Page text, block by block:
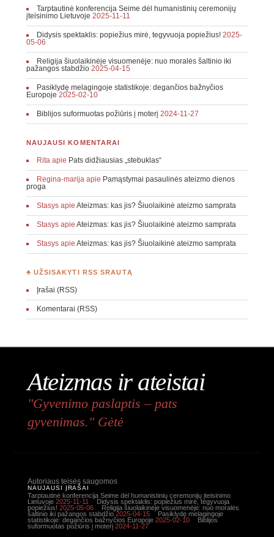
Tarptautinė konferencija Seime dėl humanistinių ceremonijų
įteisinimo Lietuvoje 2025-11-11
Didysis spektaklis: popiežius mirė, tegyvuoja popiežius! 2025-
05-06
Religija šiuolaikinėje visuomenėje: nuo moralės šaltinio iki
pažangos stabdžio 2025-04-15
Pasiklydę melagingoje statistikoje: degančios bažnyčios
Europoje 2025-02-10
Biblijos suformuotas požiūris į moterį 2024-11-27
NAUJAUSI KOMENTARAI
Ritaapie Pats didžiausias „stebuklas“
Regina-marijaapie Pamąstymai pasaulinės ateizmo dienos
proga
Stasysapie Ateizmas: kas jis? Šiuolaikinė ateizmo samprata
Stasysapie Ateizmas: kas jis? Šiuolaikinė ateizmo samprata
Stasysapie Ateizmas: kas jis? Šiuolaikinė ateizmo samprata
♣ UŽSISAKYTI RSS SRAUTĄ
Įrašai (RSS)
Komentarai (RSS)
Ateizmas ir ateistai
"Gyvenimo paslaptis – pats
gyvenimas." Gėtė
Autoriaus teisės saugomos
NAUJAUSI ĮRAŠAI
Tarptautinė konferencija Seime dėl humanistinių ceremonijų įteisinimo
Lietuvoje 2025-11-11
Didysis spektaklis: popiežius mirė, tegyvuoja
popiežius! 2025-05-06
Religija šiuolaikinėje visuomenėje: nuo moralės
šaltinio iki pažangos stabdžio 2025-04-15
Pasiklydę melagingoje
statistikoje: degančios bažnyčios Europoje 2025-02-10
Biblijos
suformuotas požiūris į moterį 2024-11-27